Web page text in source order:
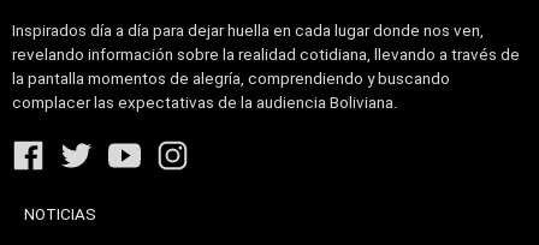
Inspirados día a día para dejar huella en cada lugar donde nos ven,
revelando información sobre la realidad cotidiana, llevando a través de
la pantalla momentos de alegría, comprendiendo y buscando
complacer las expectativas de la audiencia Boliviana.
NOTICIAS